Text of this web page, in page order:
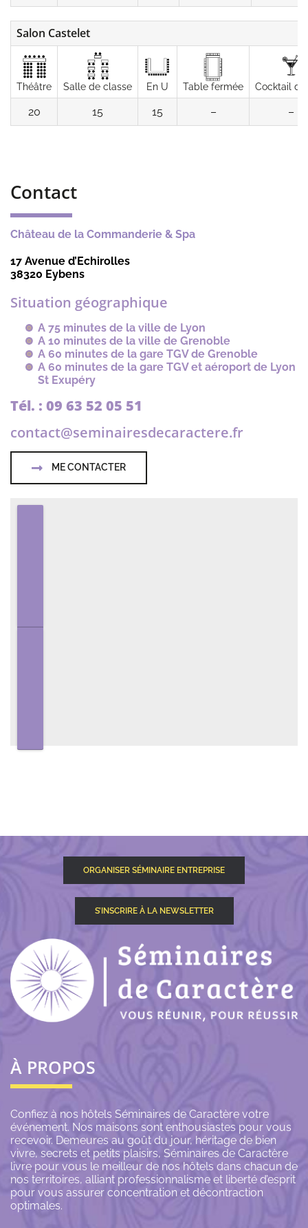
Salon Castelet
Théâtre Salle de classe En U Table fermée Cocktail
20 15 15 – –
Contact
Château de la Commanderie & Spa
17 Avenue d’Echirolles
38320 Eybens
Situation géographique
A 75 minutes de la ville de Lyon
A 10 minutes de la ville de Grenoble
A 60 minutes de la gare TGV de Grenoble
A 60 minutes de la gare TGV et aéroport de Lyon
St Exupéry
Tél. : 09 63 52 05 51
contact@seminairesdecaractere.fr
ME CONTACTER
ORGANISER SÉMINAIRE ENTREPRISE
S’INSCRIRE À LA NEWSLETTER
À PROPOS
Confiez à nos hôtels Séminaires de Caractère votre
événement. Nos maisons sont enthousiastes pour vous
recevoir. Demeures au goût du jour, héritage de bien
vivre, secrets et petits plaisirs, Séminaires de Caractère
livre pour vous le meilleur de nos hôtels dans chacun de
nos territoires, alliant professionnalisme et liberté d’esprit
pour vous assurer concentration et décontraction
optimales.